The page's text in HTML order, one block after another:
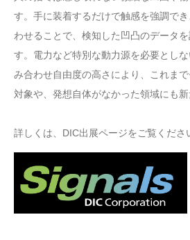
す。手に装着するだけで触感を強調で
わせることで、検知した凹凸のデータ
す。電力など特別な動力源を必要とし
み合わせ自由度の高さにより、これま
対象や、発想自体がなかった領域にも新
詳しくは、DIC出展ページをご覧くださ